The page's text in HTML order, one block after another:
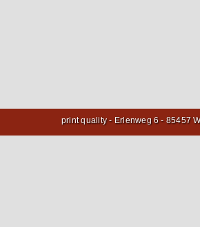
print quality - Erlenweg 6 - 85457